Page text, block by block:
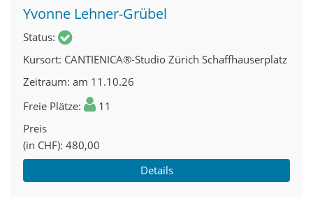
Yvonne Lehner-Grübel
Status
Kursort CANTIENICA®-Studio Zürich Schaffhauserplatz
Zeitraum am 11.10.26
Freie Plätze
11
Preis
(in CHF) 480,00
Details